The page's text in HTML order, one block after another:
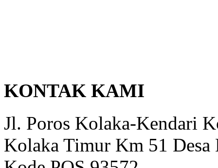
KONTAK KAMI
Jl. Poros Kolaka-Kendari
Kolaka Timur Km 51 Desa